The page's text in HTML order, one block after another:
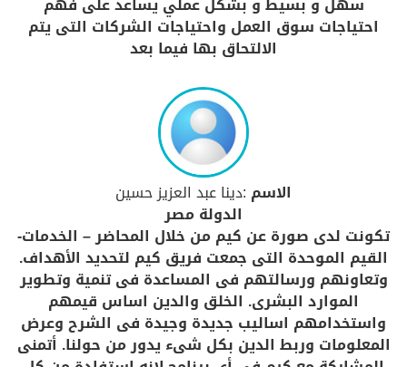
احتياجات سوق العمل واحتياجات الشركات التى يتم
الالتحاق بها فيما بعد
الاسم :دينا عبد العزيز حسين
الدولة مصر
تكونت لدى صورة عن كيم من خلال المحاضر – الخدمات-
القيم الموحدة التى جمعت فريق كيم لتحديد الأهداف.
وتعاونهم ورسالتهم فى المساعدة فى تنمية وتطوير
الموارد البشرى. الخلق والدين اساس قيمهم
واستخدامهم اساليب جديدة وجيدة فى الشرح وعرض
المعلومات وربط الدين بكل شىء يدور من حولنا. أتمنى